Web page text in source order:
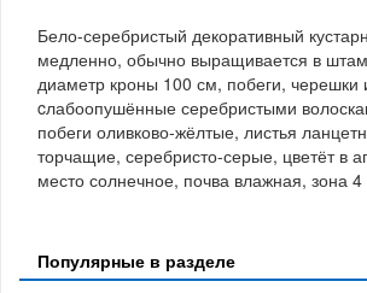
Бело-серебристый декоративный
медленно, обычно выращивается в
диаметр кроны 100 см, побеги, черешки
cлабоопушённые серебристыми
побеги оливково-жёлтые, листья
торчащие, серебристо-серые, цветёт в
место солнечное, почва влажная, зона
Популярные в разделе